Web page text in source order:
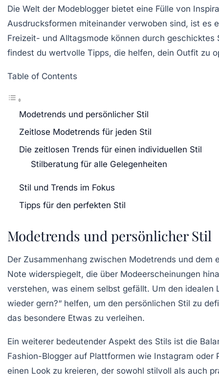
Die Welt der Modeblogger bietet eine Fülle von
Ausdrucksformen miteinander verwoben sind, ist es
Freizeit- und Alltagsmode können durch
findest du wertvolle Tipps, die helfen, dein Outfit zu
Table of Contents
Modetrends und persönlicher Stil
Zeitlose Modetrends für jeden Stil
Die zeitlosen Trends für einen individuellen Stil
Stilberatung für alle Gelegenheiten
Stil und Trends im Fokus
Tipps für den perfekten Stil
Modetrends und persönlicher Stil
Der Zusammenhang zwischen Modetrends und dem
Note widerspiegelt, die über Modeerscheinungen
verstehen, was einem selbst gefällt. Um den idealen
wieder gern?“ helfen, um den persönlichen Stil zu
das besondere Etwas zu verleihen.
Ein weiterer bedeutender Aspekt des Stils ist die
Fashion-Blogger auf Plattformen wie Instagram oder
einen Look zu kreieren, der sowohl stilvoll als auch